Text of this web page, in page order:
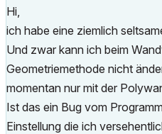
Hi,
ich habe eine ziemlich
Und zwar kann ich beim
Geometriemethode nicht
momentan nur mit der
Ist das ein Bug vom
Einstellung die ich